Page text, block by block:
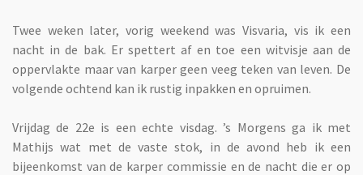
Twee weken later, vorig weekend was Visvaria, vis ik een
nacht in de bak. Er spettert af en toe een witvisje aan de
oppervlakte maar van karper geen veeg teken van leven. De
volgende ochtend kan ik rustig inpakken en opruimen.
Vrijdag de 22e is een echte visdag. ’s Morgens ga ik met
Mathijs wat met de vaste stok, in de avond heb ik een
bijeenkomst van de karper commissie en de nacht die er op